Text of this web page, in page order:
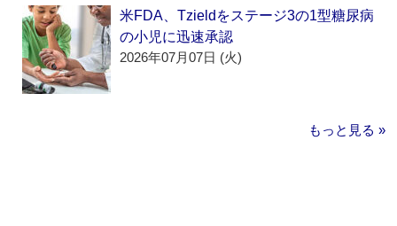
米FDA、Tzieldをステージ3の1型糖尿病
の小児に迅速承認
2026年07月07日 (火)
もっと見る »